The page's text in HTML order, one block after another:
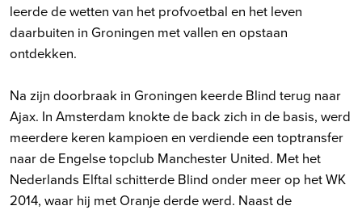
leerde de wetten van het profvoetbal en het leven
daarbuiten in Groningen met vallen en opstaan
ontdekken.
Na zijn doorbraak in Groningen keerde Blind terug naar
Ajax. In Amsterdam knokte de back zich in de basis, werd
meerdere keren kampioen en verdiende een toptransfer
naar de Engelse topclub Manchester United. Met het
Nederlands Elftal schitterde Blind onder meer op het WK
2014, waar hij met Oranje derde werd. Naast de